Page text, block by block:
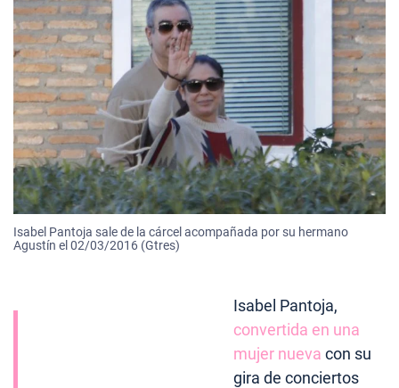
Isabel Pantoja sale de la cárcel acompañada por su hermano
Agustín el 02/03/2016 (Gtres)
Isabel Pantoja,
convertida en una
mujer nueva con su
gira de conciertos